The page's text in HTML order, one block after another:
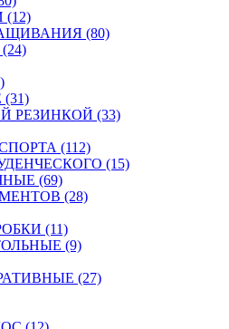
(80)
РЕЗИНКОЙ (33)
(112)
(15)
(69)
(28)
(11)
(9)
(27)